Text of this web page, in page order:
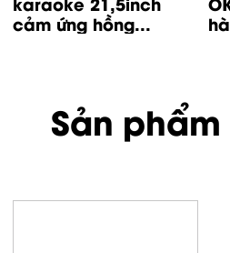
hành...
Sản